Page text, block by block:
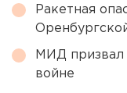
Ракетная
МИД призвал
войне